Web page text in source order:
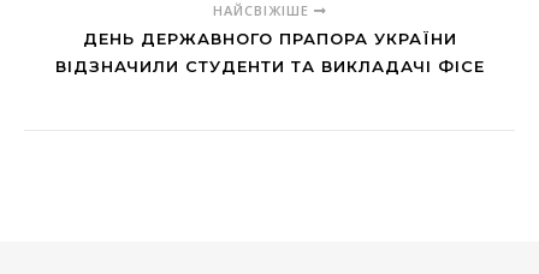
НАЙСВІЖІШЕ
ДЕНЬ ДЕРЖАВНОГО ПРАПОРА УКРАЇНИ
ВІДЗНАЧИЛИ СТУДЕНТИ ТА ВИКЛАДАЧІ ФІСЕ